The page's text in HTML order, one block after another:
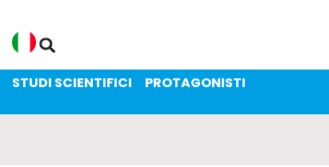
STUDI SCIENTIFICI
PROTAGONISTI